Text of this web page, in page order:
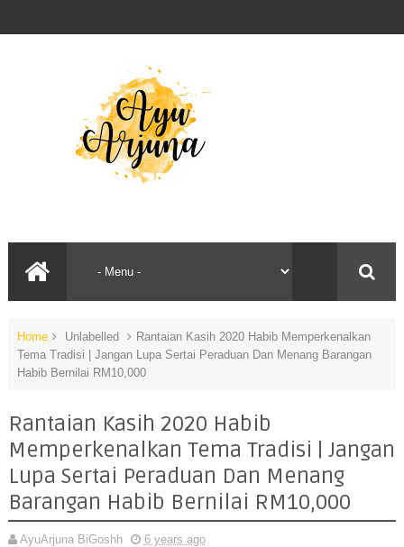
Home Unlabelled
Rantaian Kasih 2020 Habib Memperkenalkan
Tema Tradisi | Jangan Lupa Sertai Peraduan Dan Menang Barangan
Habib Bernilai RM10,000
Rantaian Kasih 2020 Habib
Memperkenalkan Tema Tradisi | Jangan
Lupa Sertai Peraduan Dan Menang
Barangan Habib Bernilai RM10,000
AyuArjuna BiGoshh 6 years ago